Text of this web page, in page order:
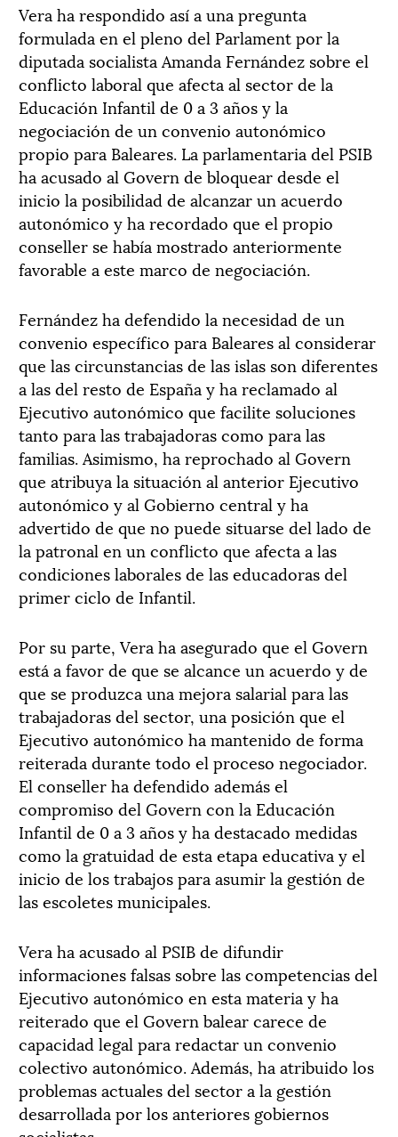
Vera ha respondido así a una pregunta
formulada en el pleno del Parlament por la
diputada socialista Amanda Fernández sobre el
conflicto laboral que afecta al sector de la
Educación Infantil de 0 a 3 años y la
negociación de un convenio autonómico
propio para Baleares. La parlamentaria del PSIB
ha acusado al Govern de bloquear desde el
inicio la posibilidad de alcanzar un acuerdo
autonómico y ha recordado que el propio
conseller se había mostrado anteriormente
favorable a este marco de negociación.
Fernández ha defendido la necesidad de un
convenio específico para Baleares al considerar
que las circunstancias de las islas son diferentes
a las del resto de España y ha reclamado al
Ejecutivo autonómico que facilite soluciones
tanto para las trabajadoras como para las
familias. Asimismo, ha reprochado al Govern
que atribuya la situación al anterior Ejecutivo
autonómico y al Gobierno central y ha
advertido de que no puede situarse del lado de
la patronal en un conflicto que afecta a las
condiciones laborales de las educadoras del
primer ciclo de Infantil.
Por su parte, Vera ha asegurado que el Govern
está a favor de que se alcance un acuerdo y de
que se produzca una mejora salarial para las
trabajadoras del sector, una posición que el
Ejecutivo autonómico ha mantenido de forma
reiterada durante todo el proceso negociador.
El conseller ha defendido además el
compromiso del Govern con la Educación
Infantil de 0 a 3 años y ha destacado medidas
como la gratuidad de esta etapa educativa y el
inicio de los trabajos para asumir la gestión de
las escoletes municipales.
Vera ha acusado al PSIB de difundir
informaciones falsas sobre las competencias del
Ejecutivo autonómico en esta materia y ha
reiterado que el Govern balear carece de
capacidad legal para redactar un convenio
colectivo autonómico. Además, ha atribuido los
problemas actuales del sector a la gestión
desarrollada por los anteriores gobiernos